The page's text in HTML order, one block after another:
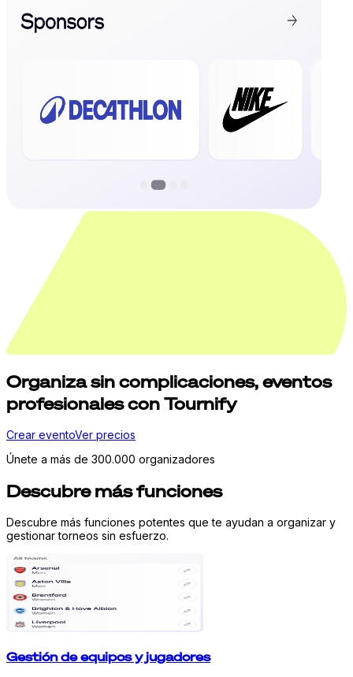
Organizasin complicaciones,eventos
profesionales con Tournify
Crear eventoVer precios
Únete a más de 300.000 organizadores
Descubre más funciones
Descubre más funciones potentes que te ayudan a organizar y
gestionar torneos sin esfuerzo.
Gestión de equipos y jugadores